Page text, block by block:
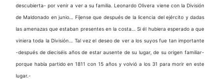
descubierta- por venir a ver a su familia. Leonardo Olivera viene con la División
de Maldonado en junio… Fíjense que después de la licencia del ejército y dadas
las amenazas que estaban presentes en la costa… Si él hubiera esperado a que
viniera toda la División… Tal vez el deseo de ver a los suyos fue tan importante
-después de dieciséis años de estar ausente de su lugar, de su origen familiar-
porque había partido en 1811 con 15 años y volvió a los 31 para morir en este
lugar.-